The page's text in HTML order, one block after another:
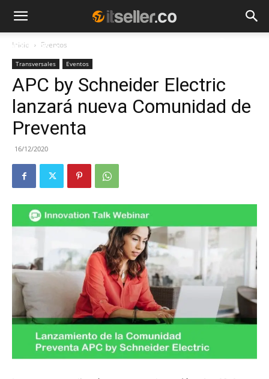
NOTICIAS
Inicio Eventos
Transversales Eventos
APC by Schneider Electric
lanzará nueva Comunidad de
Preventa
16/12/2020